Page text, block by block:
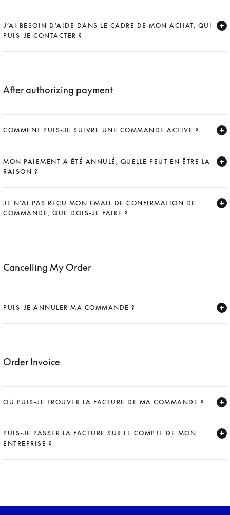
J’AI BESOIN D’AIDE DANS LE CADRE DE MON ACHAT, QUI
PUIS-JE CONTACTER ?
After authorizing payment
COMMENT PUIS-JE SUIVRE UNE COMMANDE ACTIVE ?
MON PAIEMENT A ÉTÉ ANNULÉ, QUELLE PEUT EN ÊTRE LA
RAISON ?
JE N’AI PAS REÇU MON EMAIL DE CONFIRMATION DE
COMMANDE, QUE DOIS-JE FAIRE ?
Cancelling My Order
PUIS-JE ANNULER MA COMMANDE ?
Order Invoice
OÙ PUIS-JE TROUVER LA FACTURE DE MA COMMANDE ?
PUIS-JE PASSER LA FACTURE SUR LE COMPTE DE MON
ENTREPRISE ?